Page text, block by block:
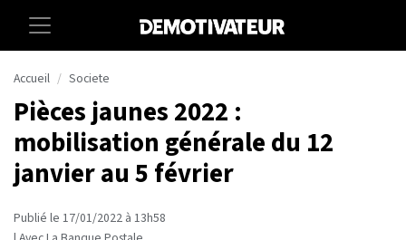
Accueil Societe
Pièces jaunes 2022 :
mobilisation générale du 12
janvier au 5 février
Publié le 17/01/2022 à 13h58